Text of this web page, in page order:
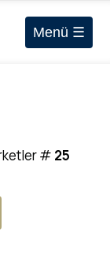
Menü ☰
# 25